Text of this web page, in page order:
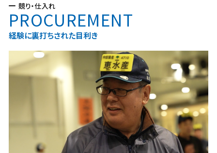
恵水産について
採用情報
- 採用情報
仕事紹介
-募集要項
お知らせ
お問合せ
競り・仕入れ
PROCUREMENT
経験に裏打ちされた目利き